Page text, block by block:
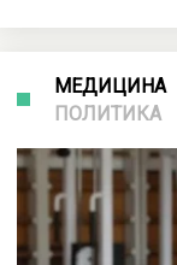
МЕДИЦИНА
ПОЛИТИКА